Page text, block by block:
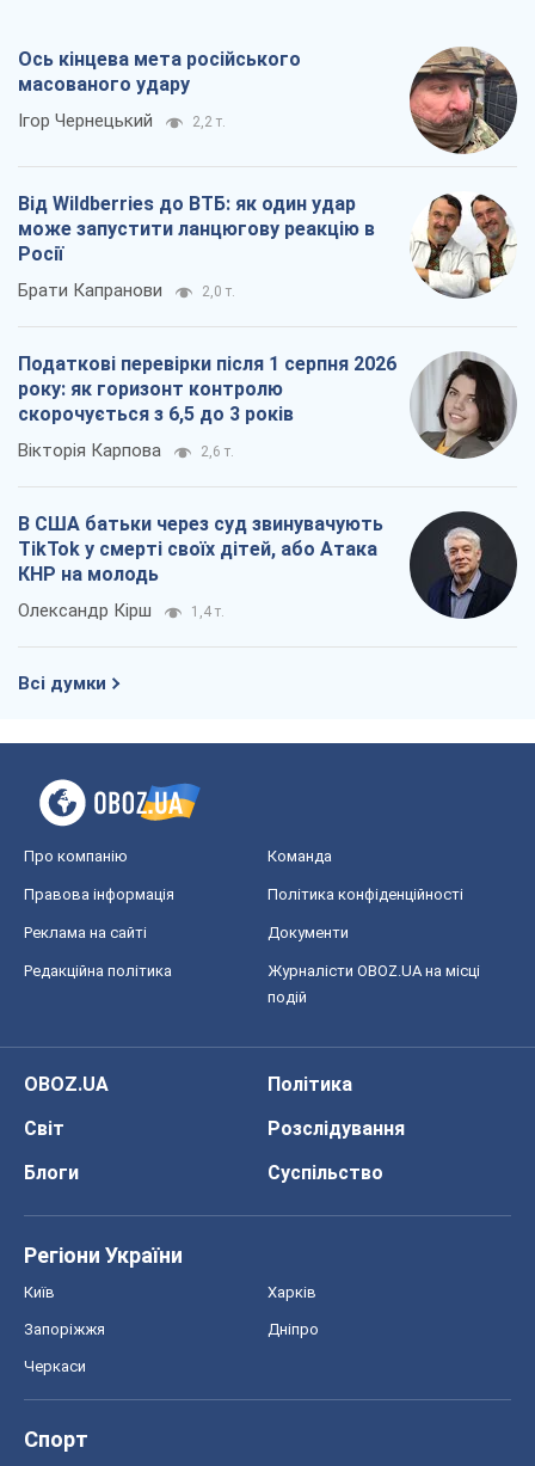
Ось кінцева мета російського
масованого удару
Ігор Чернецький 2,2 т.
Від Wildberries до ВТБ: як один удар
може запустити ланцюгову реакцію в
Росії
Брати Капранови 2,0 т.
Податкові перевірки після 1 серпня 2026
року: як горизонт контролю
скорочується з 6,5 до 3 років
Вікторія Карпова 2,6 т.
В США батьки через суд звинувачують
TikTok у смерті своїх дітей, або Атака
КНР на молодь
Олександр Кірш 1,4 т.
Всі думки
Про компанію Команда
Правова інформація Політика конфіденційності
Реклама на сайті Документи
Редакційна політика
Журналісти OBOZ.UA на місці
подій
OBOZ.UA
Політика
Світ
Розслідування
Блоги
Суспільство
Регіони України
Київ Харків
Запоріжжя Дніпро
Черкаси
Спорт